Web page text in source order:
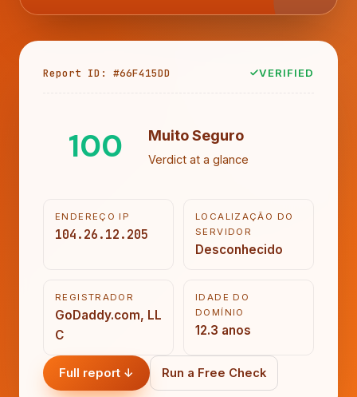
Report ID: #66F415DD VERIFIED
100 Muito Seguro
Verdict at a glance
ENDEREÇO IP
104.26.12.205
LOCALIZAÇÃO DO
SERVIDOR
Desconhecido
REGISTRADOR
GoDaddy.com, LL
C
IDADE DO
DOMÍNIO
12.3 anos
Full report ↓ Run a Free Check